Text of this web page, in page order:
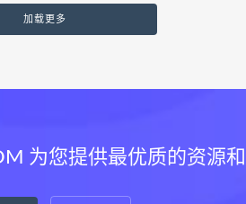
加载更多
为您提供最优质的资源